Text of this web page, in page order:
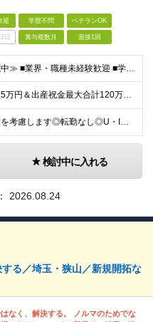
迎 学歴不問 ベテランOK
日 賞与複数月 面接1回
≪人柄採用実施中≫ ■業界・職種未経験歓迎 ■学歴不問 ■職歴や転職回数は一切不問 ■ブランクある方も相談可 ★育成前提の募集！ 今回の募集は事業拡大に伴う増員採用！ 欠員補充ではないため、 将来の
＼結婚祝金最大5万円＆出産祝金最大合計120万円！独自の手当をご用意／ 【東京】 月給28万700円～80万円＋歩合＋各種手当＋賞与年2回 【大阪】 月給26万8200円～80万円＋歩合＋各種手当＋
◎勤務地は希望を考慮します◎転勤なし◎U・Iターン歓迎 【本社】 大阪府大阪市西区京町堀1-18-15 藤原ビル2F ■以下、全国の各支店 ◎東北・関東エリア：仙台・千葉・東京第一（上野）・東京第
検討中に入れる
2026.08.24
る／埼玉・狭山／新規開拓な
なく、解決する。 ノルマのためでな